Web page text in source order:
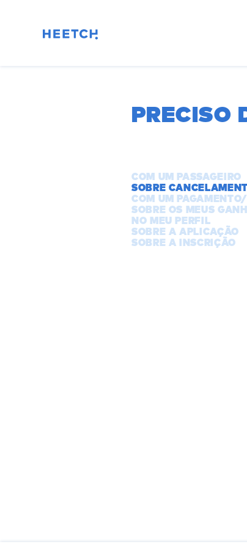
PRECISO
COM UM PASSAGEIRO
SOBRE
COM UM
SOBRE OS MEUS
NO MEU PERFIL
SOBRE A APLICAÇÃO
SOBRE A INSCRIÇÃO